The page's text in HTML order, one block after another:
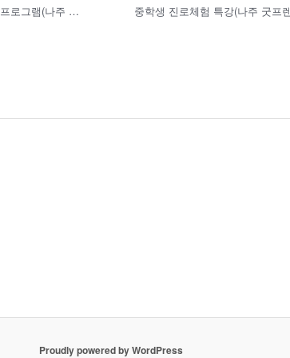
나주 지역사회연계 토요프로그램(나주 굿프렌즈 심리상담센터)
Proudly powered by WordPress